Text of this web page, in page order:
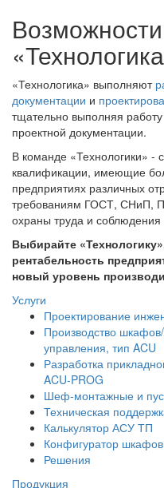
«Технологика» выполняют
документации и
тщательно выполняя
проектной документации.
В команде «Технологики» -
квалификации, имеющие
предприятиях различных
требованиям ГОСТ, СНиП,
охраны труда и
Выбирайте
рентабельность
новый уровень
Услуги
Проектирование
Производство
управления, тип ACU
Разработка
ACU-PROG
Шеф-монтажные и
Техническая
Калькулятор АСУ ТП
Конфигуратор
Решения
Продукция